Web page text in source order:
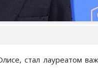
стал лауреатом